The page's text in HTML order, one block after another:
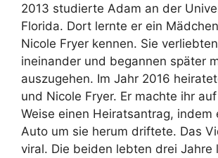
2013 studierte Adam an der
Florida. Dort lernte er ein
Nicole Fryer kennen. Sie
ineinander und begannen später
auszugehen. Im Jahr 2016
und Nicole Fryer. Er machte ihr
Weise einen Heiratsantrag, indem
Auto um sie herum driftete. Das
viral. Die beiden lebten drei Jahre